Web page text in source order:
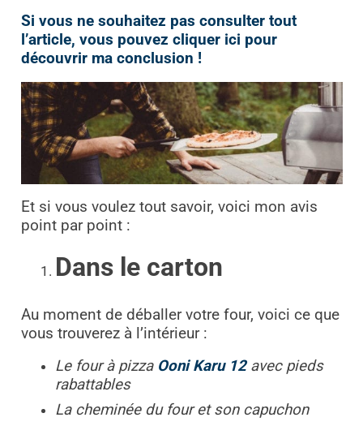
Si vous ne souhaitez pas consulter tout
l’article, vous pouvez cliquer ici pour
découvrir ma conclusion !
Et si vous voulez tout savoir, voici mon avis
point par point :
Dans le carton
Au moment de déballer votre four, voici ce que
vous trouverez à l’intérieur :
Le four à pizza Ooni Karu 12avec pieds
rabattables
La cheminée du four et son capuchon